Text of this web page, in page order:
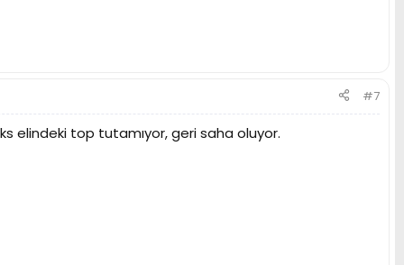
#7
elindeki top tutamıyor, geri saha oluyor.